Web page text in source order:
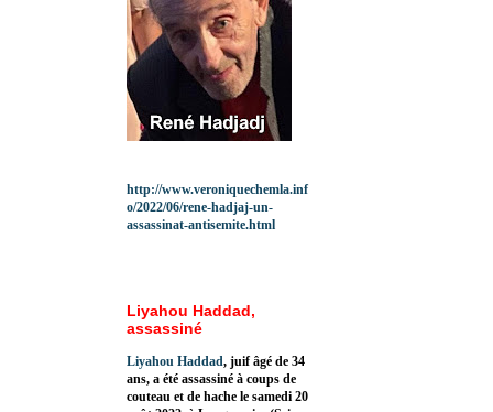
http://www.veroniquechemla.inf
o/2022/06/rene-hadjaj-un-
assassinat-antisemite.html
Liyahou Haddad,
assassiné
Liyahou Haddad, juif âgé de 34
ans, a été assassiné à coups de
couteau et de hache le samedi 20